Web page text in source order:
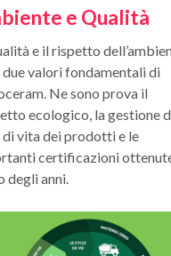
e Qualità
e il rispetto
due valori fondamentali di
Ne sono prova il
ecologico, la gestione
vita dei prodotti e le
certificazioni
degli anni.